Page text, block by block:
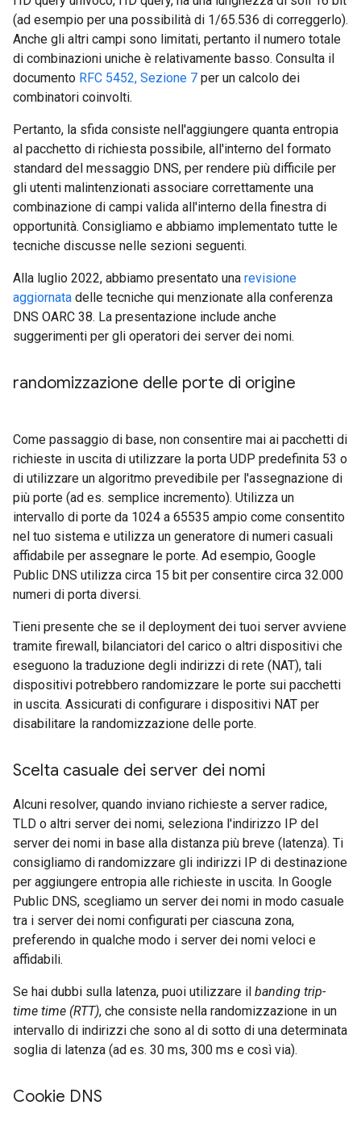
(ad esempio per una possibilità di 1/65.536 di correggerlo).
Anche gli altri campi sono limitati, pertanto il numero totale
di combinazioni uniche è relativamente basso. Consulta il
documento RFC 5452, Sezione 7 per un calcolo dei
combinatori coinvolti.
Pertanto, la sfida consiste nell'aggiungere quanta entropia
al pacchetto di richiesta possibile, all'interno del formato
standard del messaggio DNS, per rendere più difficile per
gli utenti malintenzionati associare correttamente una
combinazione di campi valida all'interno della finestra di
opportunità. Consigliamo e abbiamo implementato tutte le
tecniche discusse nelle sezioni seguenti.
Alla luglio 2022, abbiamo presentato una revisione
aggiornata delle tecniche qui menzionate alla conferenza
DNS OARC 38. La presentazione include anche
suggerimenti per gli operatori dei server dei nomi.
randomizzazione delle porte di origine
Come passaggio di base, non consentire mai ai pacchetti di
richieste in uscita di utilizzare la porta UDP predefinita 53 o
di utilizzare un algoritmo prevedibile per l'assegnazione di
più porte (ad es. semplice incremento). Utilizza un
intervallo di porte da 1024 a 65535 ampio come consentito
nel tuo sistema e utilizza un generatore di numeri casuali
affidabile per assegnare le porte. Ad esempio, Google
Public DNS utilizza circa 15 bit per consentire circa 32.000
numeri di porta diversi.
Tieni presente che se il deployment dei tuoi server avviene
tramite firewall, bilanciatori del carico o altri dispositivi che
eseguono la traduzione degli indirizzi di rete (NAT), tali
dispositivi potrebbero randomizzare le porte sui pacchetti
in uscita. Assicurati di configurare i dispositivi NAT per
disabilitare la randomizzazione delle porte.
Scelta casuale dei server dei nomi
Alcuni resolver, quando inviano richieste a server radice,
TLD o altri server dei nomi, seleziona l'indirizzo IP del
server dei nomi in base alla distanza più breve (latenza). Ti
consigliamo di randomizzare gli indirizzi IP di destinazione
per aggiungere entropia alle richieste in uscita. In Google
Public DNS, scegliamo un server dei nomi in modo casuale
tra i server dei nomi configurati per ciascuna zona,
preferendo in qualche modo i server dei nomi veloci e
affidabili.
Se hai dubbi sulla latenza, puoi utilizzare il banding trip-
time time (RTT), che consiste nella randomizzazione in un
intervallo di indirizzi che sono al di sotto di una determinata
soglia di latenza (ad es. 30 ms, 300 ms e così via).
Cookie DNS